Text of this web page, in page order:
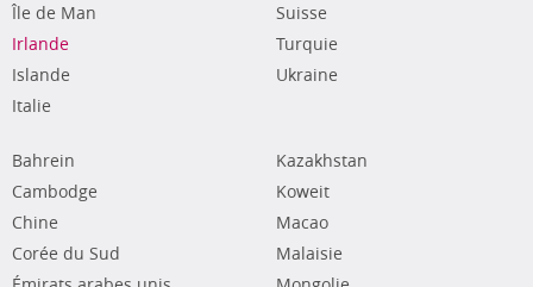
Île de Man
Irlande
Islande
Italie
Suisse
Turquie
Ukraine
Bahrein
Cambodge
Chine
Corée du Sud
Kazakhstan
Koweit
Macao
Malaisie